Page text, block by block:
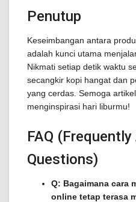
Penutup
Keseimbangan antara
adalah kunci utama
Nikmati setiap detik waktu
secangkir kopi hangat dan
yang cerdas. Semoga
menginspirasi hari liburmu!
FAQ (Frequently
Questions)
Q: Bagaimana cara
online tetap terasa